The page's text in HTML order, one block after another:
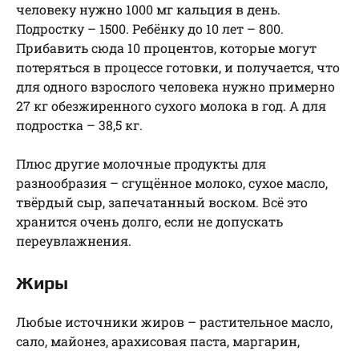
человеку нужно 1000 мг кальция в день.
Подростку – 1500. Ребёнку до 10 лет – 800.
Прибавить сюда 10 процентов, которые могут
потеряться в процессе готовки, и получается, что
для одного взрослого человека нужно примерно
27 кг обезжиренного сухого молока в год. А для
подростка – 38,5 кг.
Плюс другие молочные продукты для
разнообразия – сгущённое молоко, сухое масло,
твёрдый сыр, запечатанный воском. Всё это
хранится очень долго, если не допускать
переувлажнения.
Жиры
Любые источники жиров – растительное масло,
сало, майонез, арахисовая паста, маргарин,